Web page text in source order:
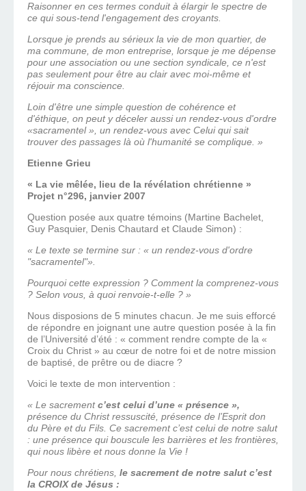
Raisonner en ces termes conduit à élargir le spectre de
ce qui sous-tend l'engagement des croyants.
Lorsque je prends au sérieux la vie de mon quartier, de
ma commune, de mon entreprise, lorsque je me dépense
pour une association ou une section syndicale, ce n'est
pas seulement pour être au clair avec moi-même et
réjouir ma conscience.
Loin d'être une simple question de cohérence et
d'éthique, on peut y déceler aussi un rendez-vous d'ordre
«sacramentel », un rendez-vous avec Celui qui sait
trouver des passages là où l'humanité se complique. »
Etienne Grieu
« La vie mêlée, lieu de la révélation chrétienne »
Projet n°296, janvier 2007
Question posée aux quatre témoins (Martine Bachelet,
Guy Pasquier, Denis Chautard et Claude Simon) :
« Le texte se termine sur : « un rendez-vous d'ordre
"sacramentel"».
Pourquoi cette expression ? Comment la comprenez-vous
? Selon vous, à quoi renvoie-t-elle ? »
Nous disposions de 5 minutes chacun. Je me suis efforcé
de répondre en joignant une autre question posée à la fin
de l’Université d’été : « comment rendre compte de la «
Croix du Christ » au cœur de notre foi et de notre mission
de baptisé, de prêtre ou de diacre ?
Voici le texte de mon intervention :
« Le sacrementc’est celui d’une « présence »,
présence du Christ ressuscité, présence de l’Esprit don
du Père et du Fils. Ce sacrement c’est celui de notre salut
: une présence qui bouscule les barrières et les frontières,
qui nous libère et nous donne la Vie !
Pour nous chrétiens, le sacrement de notre salut c’est
la CROIX de Jésus :